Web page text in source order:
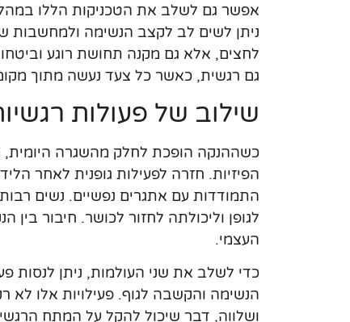
אפשר גם לשלב את הטכניקות הללו
ניתן לשים לב לקצב הנשימה
לחצים, אלא גם מקנה תחושת רוגע
גם רגשית, כאשר כל צעד נעשה מתוך
שילוב של פעולות
כשההנקה הופכת לחלק מהשגרה היומית,
הפיזיות. חזרה לפעילות גופנית לאחר
התמודדות עם אתגרים נפשיים. נשים
לגופן וליכולתה לחזור לכושר. חיבור
העצמי.
כדי לשלב את שני העולמות, ניתן לנסות
הנשימה והקשבה לגוף. פעילויות אלו
ושלווה, דבר שיכול להקל על המתח הרגשי.